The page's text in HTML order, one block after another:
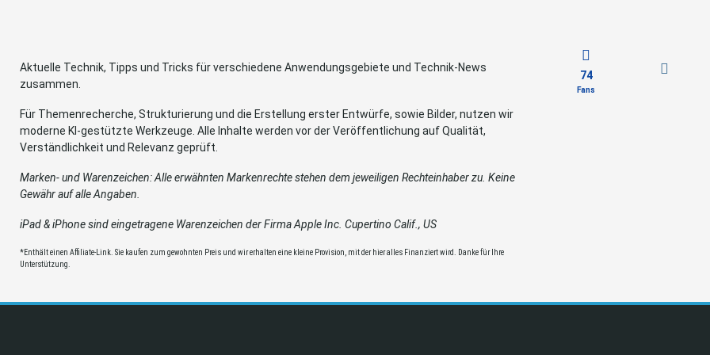
Aktuelle Technik, Tipps und Tricks für verschiedene Anwendungsgebiete und Technik-News
zusammen.
Für Themenrecherche, Strukturierung und die Erstellung erster Entwürfe, sowie Bilder, nutzen wir
moderne KI-gestützte Werkzeuge. Alle Inhalte werden vor der Veröffentlichung auf Qualität,
Verständlichkeit und Relevanz geprüft.
Marken- und Warenzeichen: Alle erwähnten Markenrechte stehen dem jeweiligen Rechteinhaber zu. Keine
Gewähr auf alle Angaben.
iPad & iPhone sind eingetragene Warenzeichen der Firma Apple Inc. Cupertino Calif., US
*Enthält einen Affiliate-Link. Sie kaufen zum gewohnten Preis und wir erhalten eine kleine Provision, mit der hier alles Finanziert wird. Danke für Ihre
Unterstützung.
74
Fans